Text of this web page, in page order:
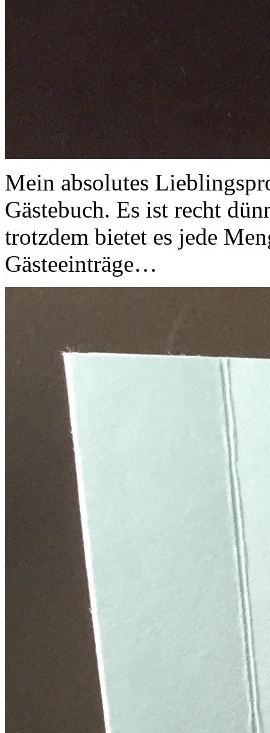
Mein absolutes
Gästebuch. Es ist recht
trotzdem bietet es jede
Gästeeinträge…